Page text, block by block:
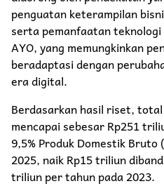
penguatan keterampilan
serta pemanfaatan
AYO, yang memungkinkan
beradaptasi dengan
era digital.
Berdasarkan hasil riset,
mencapai sebesar Rp251
9,5% Produk Domestik
2025, naik Rp15 triliun
triliun per tahun pada 2023.